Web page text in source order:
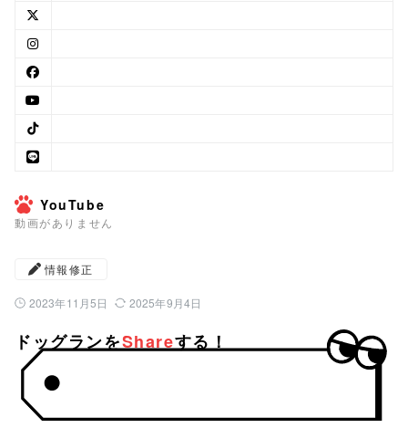
YouTube
動画がありません
情報修正
公開日：
2023年11月5日 最終更新日：
2025年9月4日
ドッグランをShareする！